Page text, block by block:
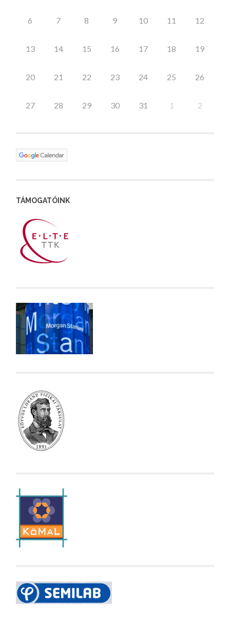
6 7 8 9 10 11 12
13 14 15 16 17 18 19
20 21 22 23 24 25 26
27 28 29 30 31 1 2
TÁMOGATÓINK